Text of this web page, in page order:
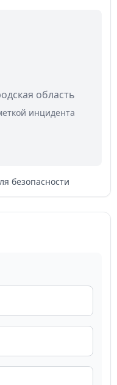
область
инцидента
безопасности